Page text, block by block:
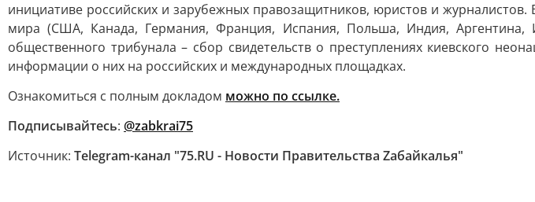
инициативе российских и зарубежных правозащитников, юристов и
мира (США, Канада, Германия, Франция, Испания, Польша, Индия, Аргентина,
общественного трибунала – сбор свидетельств о преступлениях киевского
информации о них на российских и международных площадках.
Ознакомиться с полным докладом можно по ссылке.
Подписывайтесь: @zabkrai75
Источник: Telegram-канал "75.RU - Новости Правительства Zабайкалья"